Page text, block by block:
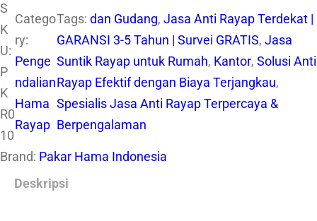
S
K
U:
P
K
R0
10
Catego
ry:
Penge
ndalian
Hama
Rayap
Tags:dan Gudang, Jasa Anti Rayap Terdekat |
GARANSI 3-5 Tahun | Survei GRATIS, Jasa
Suntik Rayap untuk Rumah, Kantor, Solusi Anti
Rayap Efektif dengan Biaya Terjangkau,
Spesialis Jasa Anti Rayap Terpercaya &
Berpengalaman
Brand: Pakar Hama Indonesia
Deskripsi